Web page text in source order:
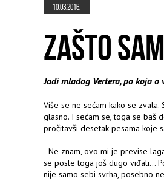
10.03.2016.
ZAŠTO
Jadi mladog Vertera, po koja
Više se ne sećam kako se
glasno. I sećam se, toga se baš
pročitavši desetak pesama koje
- Ne znam, ovo mi je previse
se posle toga još dugo viđali…
nije samo sebi svrha, posebno